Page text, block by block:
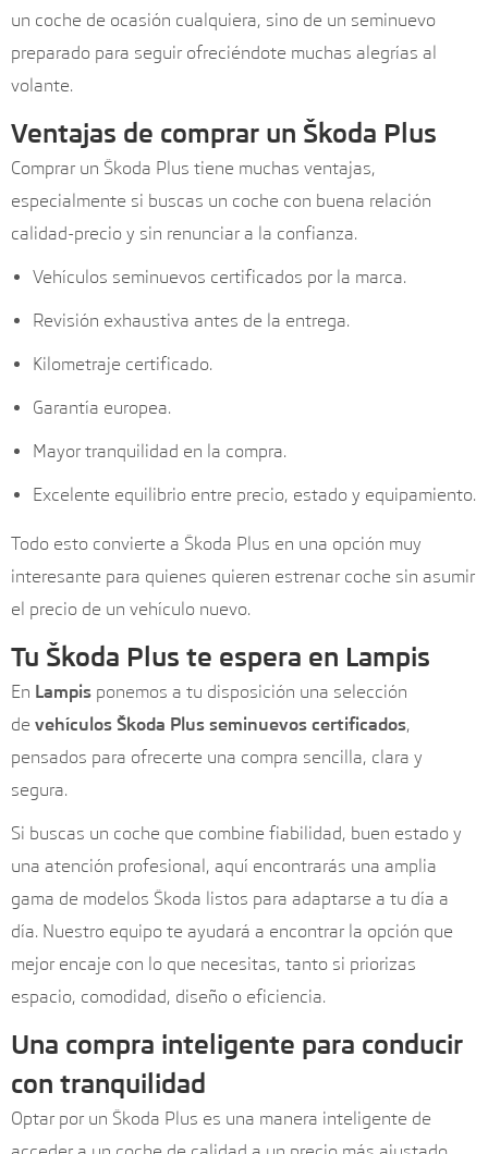
un coche de ocasión cualquiera, sino de un seminuevo
preparado para seguir ofreciéndote muchas alegrías al
volante.
Ventajas de comprar un Škoda Plus
Comprar un Škoda Plus tiene muchas ventajas,
especialmente si buscas un coche con buena relación
calidad-precio y sin renunciar a la confianza.
Vehículos seminuevos certificados por la marca.
Revisión exhaustiva antes de la entrega.
Kilometraje certificado.
Garantía europea.
Mayor tranquilidad en la compra.
Excelente equilibrio entre precio, estado y equipamiento.
Todo esto convierte a Škoda Plus en una opción muy
interesante para quienes quieren estrenar coche sin asumir
el precio de un vehículo nuevo.
Tu Škoda Plus te espera en Lampis
En Lampis ponemos a tu disposición una selección
de vehículos Škoda Plus seminuevos certificados,
pensados para ofrecerte una compra sencilla, clara y
segura.
Si buscas un coche que combine fiabilidad, buen estado y
una atención profesional, aquí encontrarás una amplia
gama de modelos Škoda listos para adaptarse a tu día a
día. Nuestro equipo te ayudará a encontrar la opción que
mejor encaje con lo que necesitas, tanto si priorizas
espacio, comodidad, diseño o eficiencia.
Una compra inteligente para conducir
con tranquilidad
Optar por un Škoda Plus es una manera inteligente de